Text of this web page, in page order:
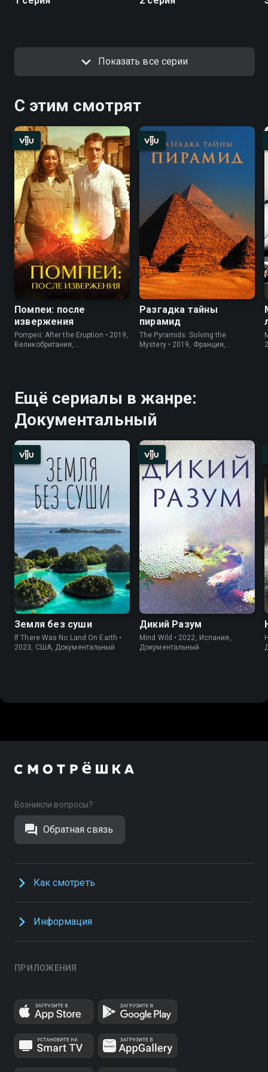
Показать все серии
С этим смотрят
Помпеи: после
извержения
Pompeii: After the Eruption • 2019,
Великобритания,
Разгадка тайны
пирамид
The Pyramids: Solving the
Mystery • 2019, Франция,
Ещё сериалы в жанре:
Документальный
Земля без суши
If There Was No Land On Earth •
2023, США, Документальный
Дикий Разум
Mind Wild • 2022, Испания,
Документальный
Возникли вопросы?
Обратная связь
Как смотреть
Информация
ПРИЛОЖЕНИЯ